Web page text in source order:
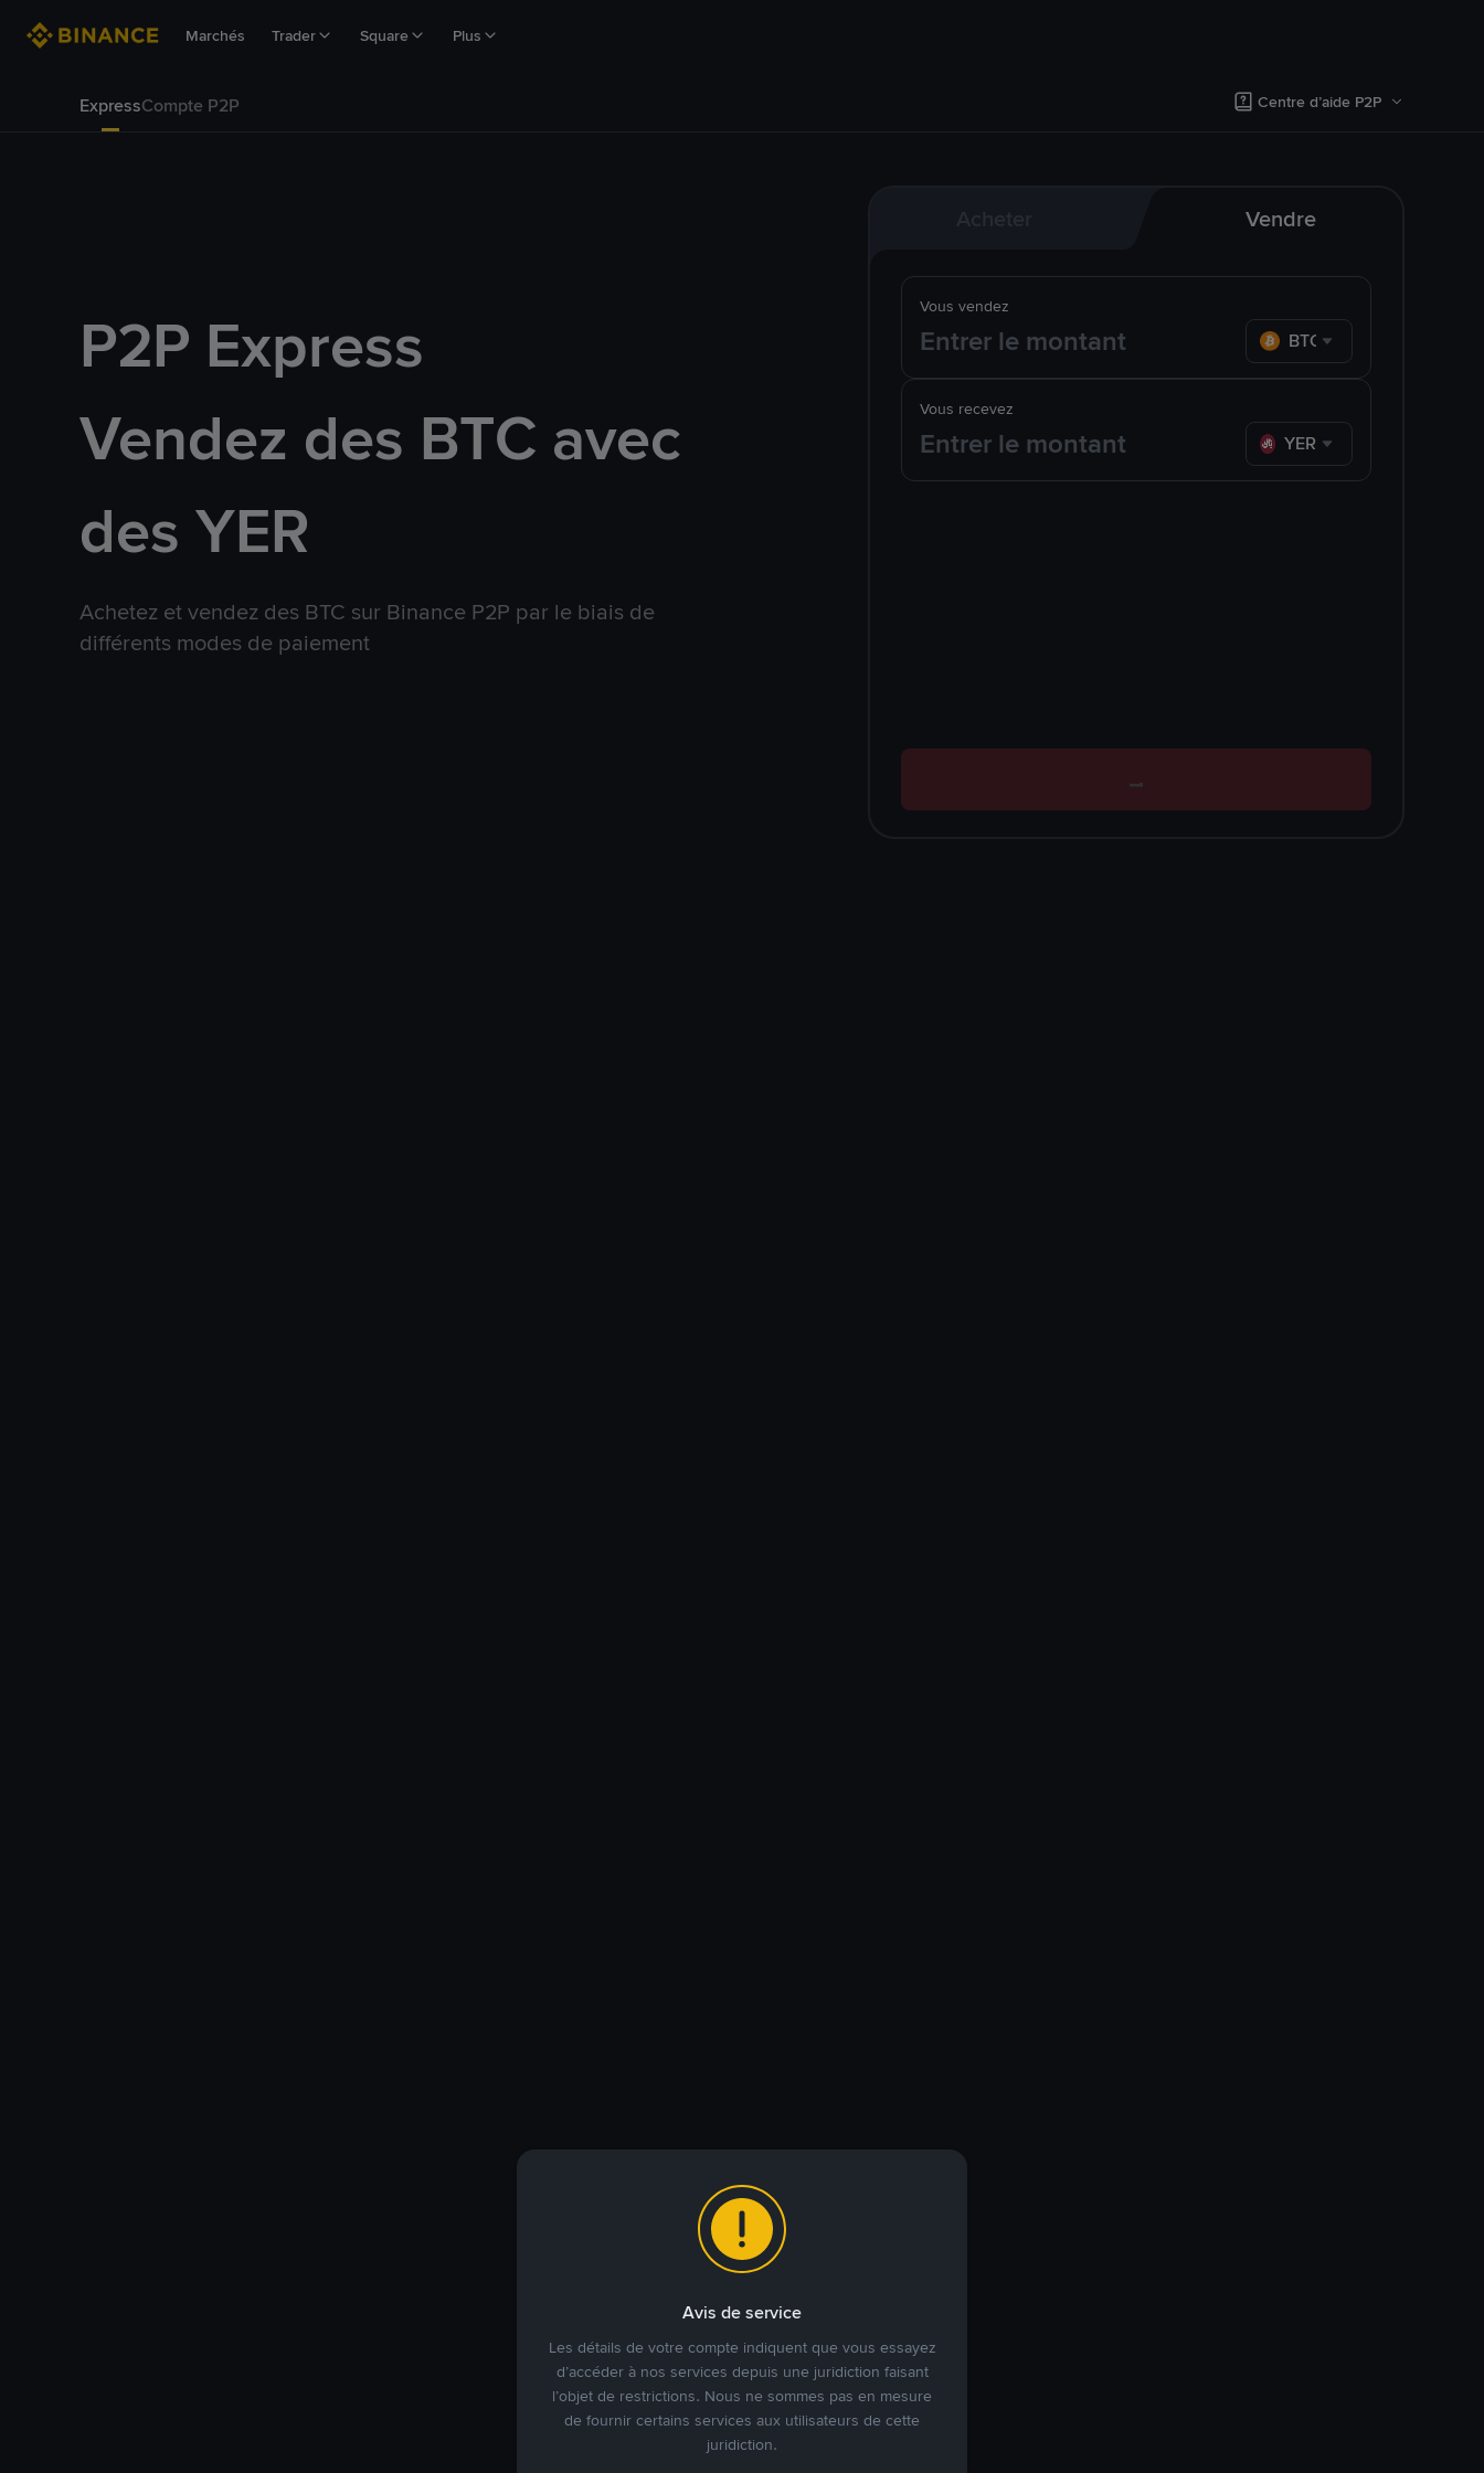
Marchés Trader Square Plus
ExpressCompte P2P Centre d’aide P2P
P2P Express
Vendez des BTC avec
des YER
Achetez et vendez des BTC sur Binance P2P par le biais de
différents modes de paiement
Vendre
Vous recevez
YER
Vous vendez
BTC
Avis de service
Les détails de votre compte indiquent que vous essayez
d’accéder à nos services depuis une juridiction faisant
l’objet de restrictions. Nous ne sommes pas en mesure
de fournir certains services aux utilisateurs de cette
juridiction.